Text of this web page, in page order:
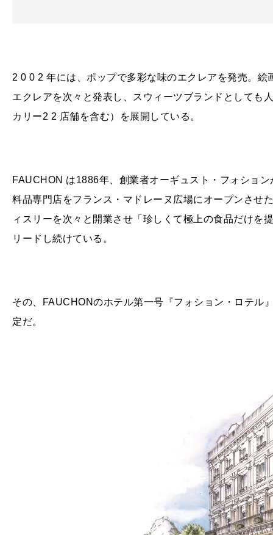
2 0 0 2 年には、ポップで多彩な味のエクレアを発売。
エクレアを次々と発表し、スウィーツブランドとしても
カリー2 2 店舗を含む）を展開している。
FAUCHON は1886年、創業者オーギュスト・フォショ
料品専門店をフランス・マドレーヌ広場にオープンさせ
ィスリーを次々と開業させ「珍しくて極上の食品だけを
リードし続けている。
その、 FAUCHONのホテル第一号『フォション・ロテル
定だ。